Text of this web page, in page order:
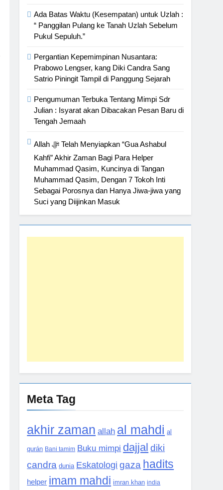
Ada Batas Waktu (Kesempatan) untuk Uzlah :
“ Panggilan Pulang ke Tanah Uzlah Sebelum
Pukul Sepuluh.”
Pergantian Kepemimpinan Nusantara:
Prabowo Lengser, kang Diki Candra Sang
Satrio Piningit Tampil di Panggung Sejarah
Pengumuman Terbuka Tentang Mimpi Sdr
Julian : Isyarat akan Dibacakan Pesan Baru di
Tengah Jemaah
Allah ﷻ Telah Menyiapkan “Gua Ashabul
Kahfi” Akhir Zaman Bagi Para Helper
Muhammad Qasim, Kuncinya di Tangan
Muhammad Qasim, Dengan 7 Tokoh Inti
Sebagai Porosnya dan Hanya Jiwa-jiwa yang
Suci yang Diijinkan Masuk
Meta Tag
akhir zaman allah al mahdi al
qurán Bani tamim Buku mimpi dajjaldiki
candra dunia Eskatologigazahadits
helper imam mahdi imran khan india